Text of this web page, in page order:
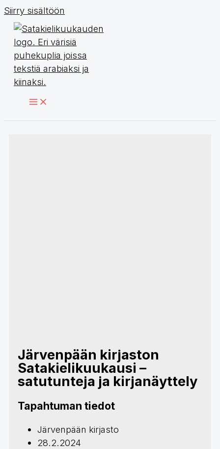
Siirry sisältöön
Järvenpään kirjaston
Satakielikuukausi –
satutunteja ja kirjanäyttely
Tapahtuman tiedot
Järvenpään kirjasto
28.2.2024